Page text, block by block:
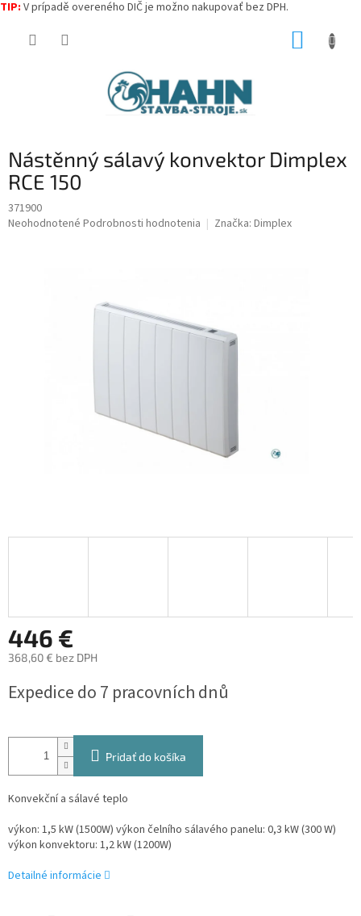
TIP: V prípadě overeného DIČ je možno nakupovať bez DPH.
Nástěnný sálavý konvektor Dimplex
RCE 150
371900
Priemerné
Neohodnotené Podrobnosti hodnotenia Značka: Dimplex
446 €
368,60 € bez DPH
cena:
Expedice do 7 pracovních dnů
Pridať do košíka
Konvekční a sálavé teplo
výkon: 1,5 kW (1500W) výkon čelního sálavého panelu: 0,3 kW (300 W)
výkon konvektoru: 1,2 kW (1200W)
Detailné informácie